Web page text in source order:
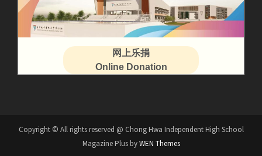
网上乐捐
Online Donation
Copyright © All rights reserved @ Chong Hwa Independent High School
Magazine Plus byWEN Themes